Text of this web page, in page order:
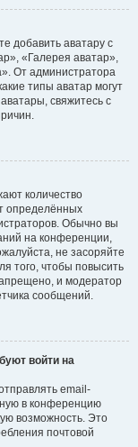
добавить аватару с
«Галерея аватар»,
От администратора
типы аватар могут
свяжитесь с
количество
определённых
Обычно вы
на конференции,
не засоряйте
того, чтобы повысить
и модератор
сообщений.
войти на
email-
в конференцию
возможность. Это
почтовой